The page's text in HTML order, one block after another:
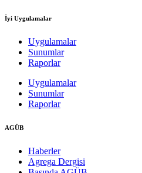
İyi Uygulamalar
Uygulamalar
Sunumlar
Raporlar
Uygulamalar
Sunumlar
Raporlar
AGÜB
Haberler
Agrega Dergisi